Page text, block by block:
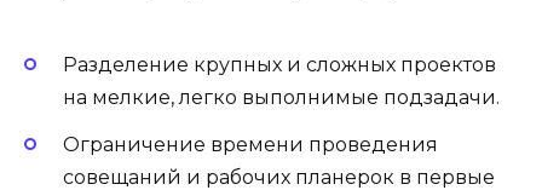
Разделение крупных и сложных проектов
на мелкие, легко выполнимые подзадачи.
Ограничение времени проведения
совещаний и рабочих планерок в первые